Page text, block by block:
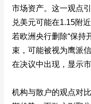
市场资产。这一观点
兑美元可能在1.15附
若欧洲央行删除“保持
束，可能被视为鹰派
在决议中出现，显示
机构与散户的观点对